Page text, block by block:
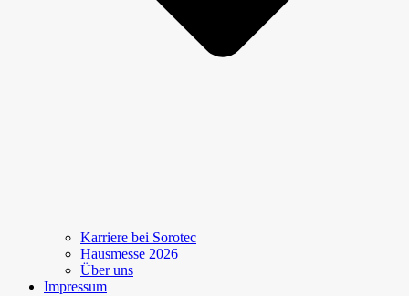
Karriere bei Sorotec
Hausmesse 2026
Über uns
Impressum